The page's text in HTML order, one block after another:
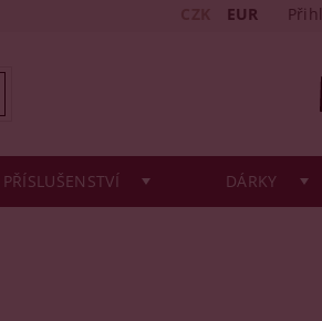
EUR
PŘÍSLUŠENSTVÍ DÁRKY